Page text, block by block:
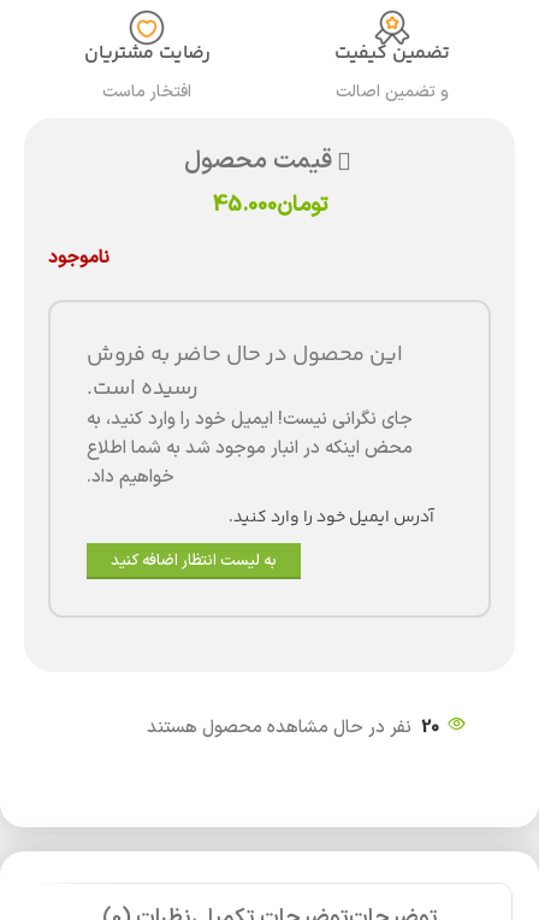
تضمین کیفیت
و تضمین اصالت
رضایت مشتریان
افتخار ماست
قیمت محصول
تومان45.000
ناموجود
این محصول در حال حاضر به فروش
رسیده است.
جای نگرانی نیست! ایمیل خود را وارد کنید، به
محض اینکه در انبار موجود شد به شما اطلاع
خواهیم داد.
به لیست انتظار اضافه کنید
20 نفر در حال مشاهده محصول هستند